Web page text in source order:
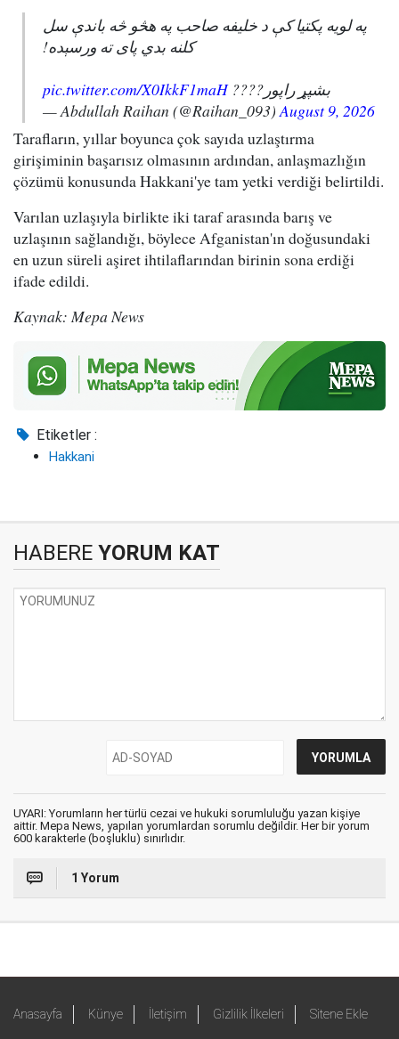
په لویه پکتیا کې د خلیفه صاحب په هڅو څه باندې سل
کلنه بدي پای ته ورسېده!
بشپړ راپور????pic.twitter.com/X0IkkF1maH
— Abdullah Raihan (@Raihan_093)August 9, 2026
Tarafların, yıllar boyunca çok sayıda uzlaştırma
girişiminin başarısız olmasının ardından, anlaşmazlığın
çözümü konusunda Hakkani'ye tam yetki verdiği belirtildi.
Varılan uzlaşıyla birlikte iki taraf arasında barış ve
uzlaşının sağlandığı, böylece Afganistan'ın doğusundaki
en uzun süreli aşiret ihtilaflarından birinin sona erdiği
ifade edildi.
Kaynak: Mepa News
Etiketler :
Hakkani
HABERE YORUM KAT
UYARI: Yorumların her türlü cezai ve hukuki sorumluluğu yazan kişiye
aittir. Mepa News, yapılan yorumlardan sorumlu değildir. Her bir yorum
600 karakterle (boşluklu) sınırlıdır.
1 Yorum
Anasayfa Künye İletişim Gizlilik İlkeleri Sitene Ekle